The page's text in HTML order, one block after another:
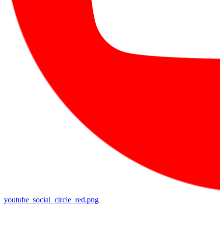
youtube_social_circle_red.png